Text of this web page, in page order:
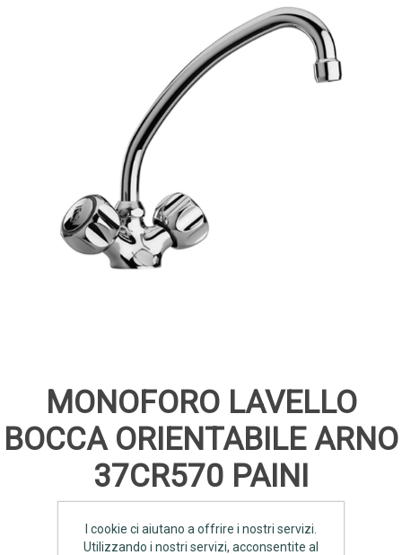
MONOFORO LAVELLO
BOCCA ORIENTABILE ARNO
37CR570 PAINI
SCHEDA TECNICA
I cookie ci aiutano a offrire i nostri servizi.
Utilizzando i nostri servizi, acconsentite al